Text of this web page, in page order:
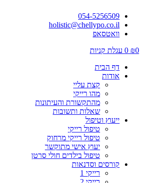
054-5256509
holistic@chellypo.co.il
וואטסאפ
₪0
0 עגלת קניות
דף הבית
אודות
קצת עליי
מהו רייקי
מהתקשורת והעיתונות
שאלות ותשובות
ייעוץ וטיפול
טיפול רייקי
טיפול רייקי מרחוק
יעוץ אישי מתוקשר
טיפול בילדים חולי סרטן
קורסים וסדנאות
רייקי 1